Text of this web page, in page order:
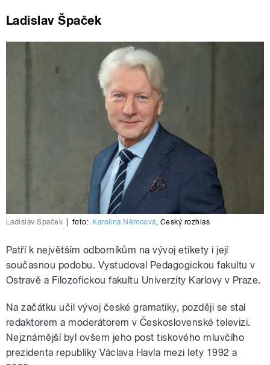
Ladislav Špaček
Ladislav Špaček foto: Karolína Němcová, Český rozhlas
Patří k největším odborníkům na vývoj etikety i její
současnou podobu. Vystudoval Pedagogickou fakultu v
Ostravě a Filozofickou fakultu Univerzity Karlovy v Praze.
Na začátku učil vývoj české gramatiky, později se stal
redaktorem a moderátorem v Československé televizi.
Nejznámější byl ovšem jeho post tiskového mluvčího
prezidenta republiky Václava Havla mezi lety 1992 a